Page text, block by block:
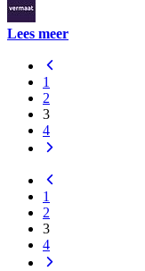
Lees meer
1
2
3
4
1
2
3
4